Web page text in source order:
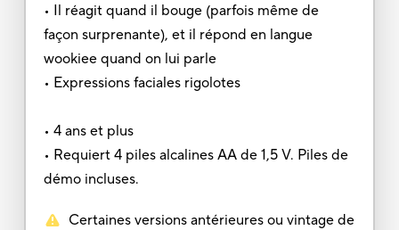
• Il réagit quand il bouge (parfois même de
façon surprenante), et il répond en langue
wookiee quand on lui parle
• Expressions faciales rigolotes
• 4 ans et plus
• Requiert 4 piles alcalines AA de 1,5 V. Piles de
démo incluses.
Certaines versions antérieures ou vintage de